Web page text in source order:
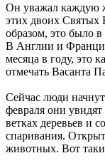
Он уважал каждую
этих двоих Святых
образом, это было
В Англии и
месяца в году, это
отмечать Васанта
Сейчас люди
февраля они
ветках деревьев и
спаривания.
животных. Вот